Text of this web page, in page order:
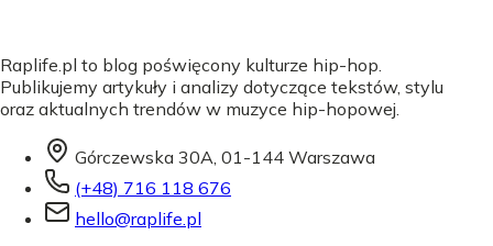
Raplife.pl to blog poświęcony kulturze hip-hop.
Publikujemy artykuły i analizy dotyczące tekstów, stylu
oraz aktualnych trendów w muzyce hip-hopowej.
Górczewska 30A, 01-144 Warszawa
(+48) 716 118 676
hello@raplife.pl